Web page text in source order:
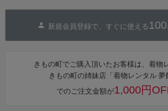
新規会員登録で、すぐに使える 100
きもの町でご購入頂いたお客様は、着物
きもの町の姉妹店「着物レンタル 夢
でのご注文金額が1,000円